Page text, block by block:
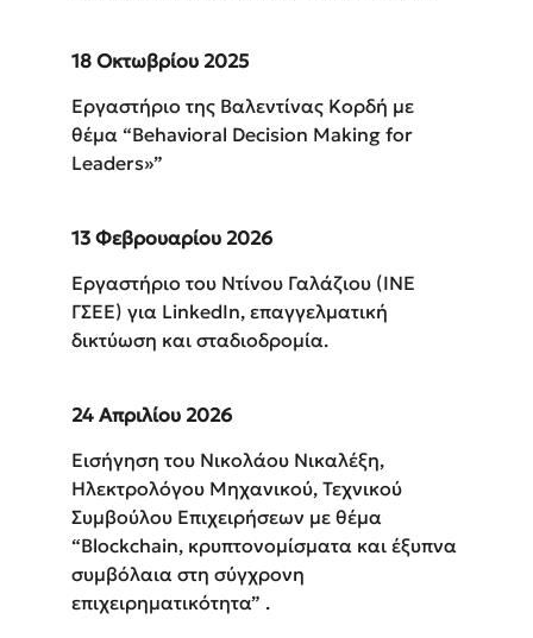
18 Οκτωβρίου 2025
Εργαστήριο της Βαλεντίνας Κορδή με
θέμα “Behavioral Decision Making for
Leaders»”
13 Φεβρουαρίου 2026
Εργαστήριο του Ντίνου Γαλάζιου (ΙΝΕ
ΓΣΕΕ) για LinkedIn, επαγγελματική
δικτύωση και σταδιοδρομία.
24 Απριλίου 2026
Εισήγηση του Νικολάου Νικαλέξη,
Ηλεκτρολόγου Μηχανικού, Τεχνικού
Συμβούλου Επιχειρήσεων με θέμα
“Blockchain, κρυπτονομίσματα και έξυπνα
συμβόλαια στη σύγχρονη
επιχειρηματικότητα” .